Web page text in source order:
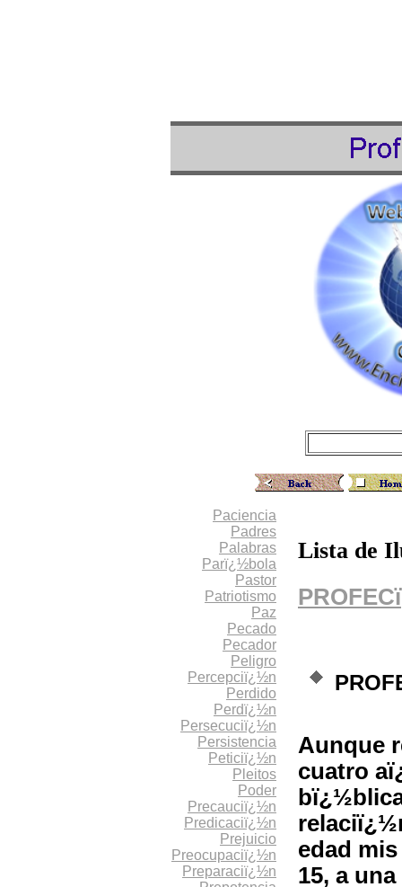
Paciencia
Padres
Palabras
Parï¿½bola
Pastor
Patriotismo
Paz
Pecado
Pecador
Peligro
Percepciï¿½n
Perdido
Perdï¿½n
Persecuciï¿½n
Persistencia
Peticiï¿½n
Pleitos
Poder
Precauciï¿½n
Predicaciï¿½n
Prejuicio
Preocupaciï¿½n
Preparaciï¿½n
Lista de
Aunque
cuatro
edad
15, a